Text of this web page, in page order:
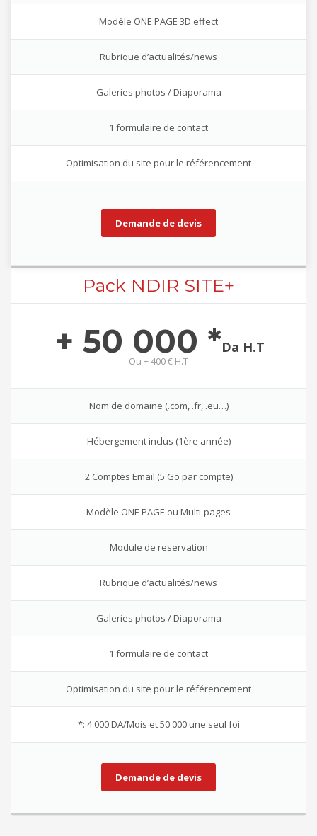
Modèle ONE PAGE 3D effect
Rubrique d’actualités/news
Galeries photos / Diaporama
1 formulaire de contact
Optimisation du site pour le référencement
Demande de devis
Pack NDIR SITE+
+ 50 000 *Da H.T
Ou + 400 € H.T
Nom de domaine (.com, .fr, .eu…)
Hébergement inclus (1ère année)
2 Comptes Email (5 Go par compte)
Modèle ONE PAGE ou Multi-pages
Module de reservation
Rubrique d’actualités/news
Galeries photos / Diaporama
1 formulaire de contact
Optimisation du site pour le référencement
*: 4 000 DA/Mois et 50 000 une seul foi
Demande de devis